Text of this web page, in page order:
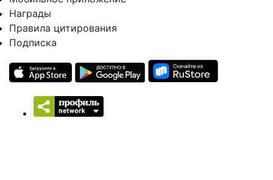
Награды
Правила цитирования
Подписка